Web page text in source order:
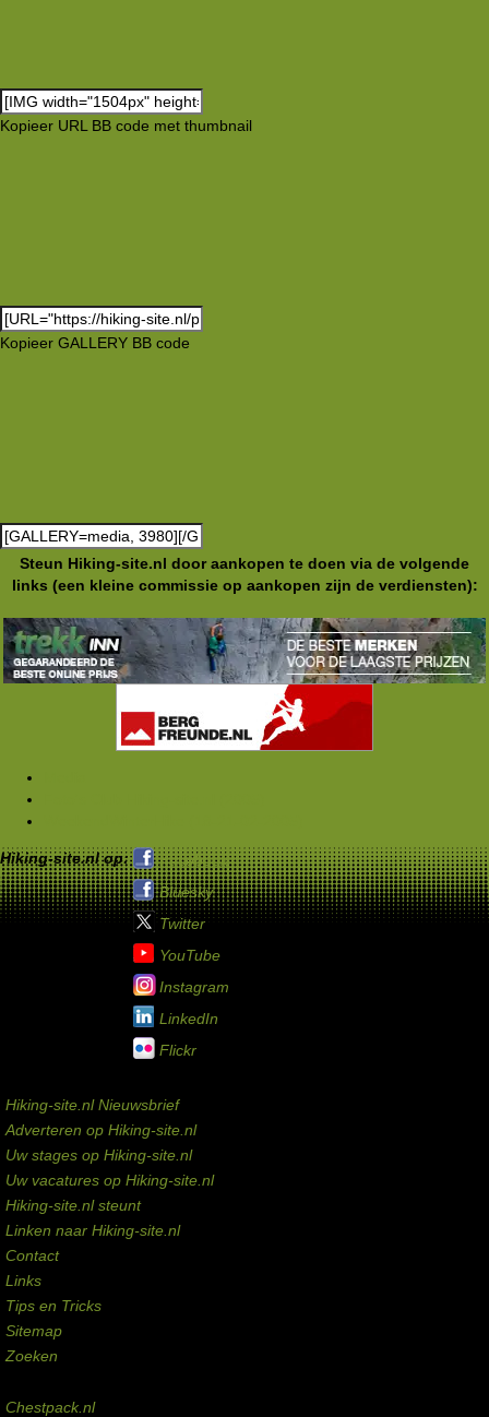
Kopieer URL BB code met thumbnail
Kopieer GALLERY BB code
Steun Hiking-site.nl door aankopen te doen via de volgende
links (een kleine commissie op aankopen zijn de verdiensten):
Hiking-site.nl op:
Facebook
Bluesky
Twitter
YouTube
Instagram
LinkedIn
Flickr
Hiking-site.nl Nieuwsbrief
Adverteren op Hiking-site.nl
Uw stages op Hiking-site.nl
Uw vacatures op Hiking-site.nl
Hiking-site.nl steunt
Linken naar Hiking-site.nl
Contact
Links
Tips en Tricks
Sitemap
Zoeken
Chestpack.nl